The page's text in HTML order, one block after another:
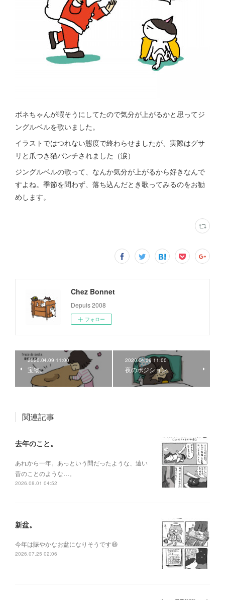
ボネちゃんが暇そうにしてたので気分が上がるかと思ってジ
ングルベルを歌いました。
イラストではつれない態度で終わらせましたが、実際はグサ
リと爪つき猫パンチされました（涙）
ジングルベルの歌って、なんか気分が上がるから好きなんで
すよね。季節を問わず、落ち込んだとき歌ってみるのをお勧
めします。
Chez Bonnet
Depuis 2008
フォロー
2020.04.09 11:00
宝物。
2020.04.06 11:00
夜のポジション。
関連記事
去年のこと。
あれから一年。あっという間だったような、遠い
昔のことのような…。
2026.08.01 04:52
新盆。
今年は賑やかなお盆になりそうです😆
2026.07.25 02:06